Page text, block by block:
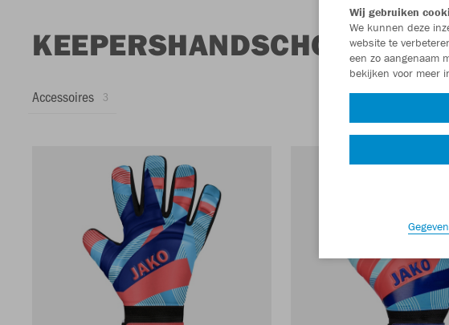
KEEPERSHANDSCHOENEN
Accessoires 3
Wij gebruiken
We kunnen deze
website te
een zo aangenaam
bekijken voor meer